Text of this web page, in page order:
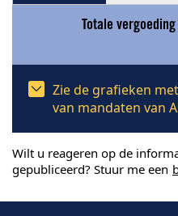
Totale
Zie de grafieken
van mandaten van
Wilt u reageren op de
gepubliceerd? Stuur me een